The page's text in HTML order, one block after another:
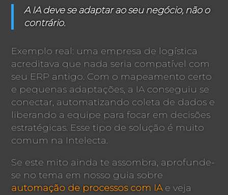
A IA deve se adaptar ao seu negócio, não o
contrário.
Exemplo real: uma empresa de logística
acreditava que nada seria compatível com
seu ERP antigo. Com o mapeamento certo
e pequenas adaptações, a IA conseguiu se
conectar, automatizando coleta de dados e
liberando a equipe para focar em decisões
estratégicas. Esse tipo de solução é muito
comum na Intelecta.
Se este mito ainda te assombra, aprofunde-
se no tema em nosso guia sobre
automação de processos com IAe veja